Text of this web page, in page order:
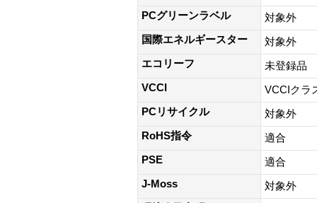
PCグリーンラベル
対象外
国際エネルギースター
対象外
エコリーフ
未登録品
VCCI
VCCIクラ
PCリサイクル
対象外
RoHS指令
適合
PSE
適合
J-Moss
対象外